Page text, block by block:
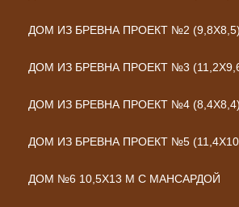
ДОМ ИЗ БРЕВНА ПРОЕКТ №2 (9,8Х8,5)
ДОМ ИЗ БРЕВНА ПРОЕКТ №3
ДОМ ИЗ БРЕВНА ПРОЕКТ №4 (8,4Х8,4)
ДОМ ИЗ БРЕВНА ПРОЕКТ №5
ДОМ №6 10,5Х13 М С МАНСАРДОЙ